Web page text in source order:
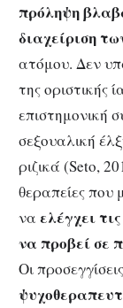
πρόληψη
διαχείριση
ατόμου. Δεν
της οριστικής
επιστημονική
σεξουαλική
ριζικά (Seto,
θεραπείες που
να ελέγχει
να προβεί σε
Οι